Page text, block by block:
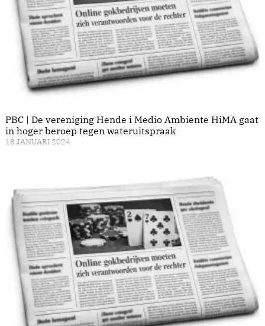
PBC | De vereniging Hende i Medio Ambiente HiMA gaat
in hoger beroep tegen wateruitspraak
18 JANUARI 2024